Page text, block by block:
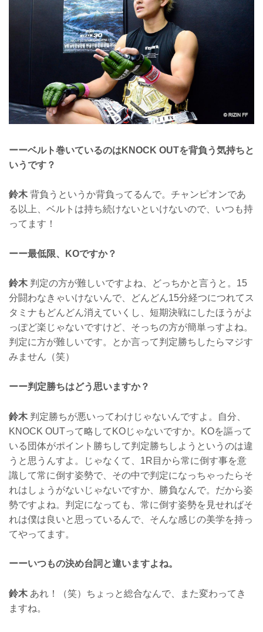
ーーベルト巻いているのはKNOCK OUTを背負う気持ちと
いうです？
鈴木 背負うというか背負ってるんで。チャンピオンであ
る以上、ベルトは持ち続けないといけないので、いつも持
ってます！
ーー最低限、KOですか？
鈴木 判定の方が難しいですよね、どっちかと言うと。15
分闘わなきゃいけないんで、どんどん15分経つにつれてス
タミナもどんどん消えていくし、短期決戦にしたほうがよ
っぽど楽じゃないですけど、そっちの方が簡単っすよね。
判定に方が難しいです。とか言って判定勝ちしたらマジす
みません（笑）
ーー判定勝ちはどう思いますか？
鈴木 判定勝ちが悪いってわけじゃないんですよ。自分、
KNOCK OUTって略してKOじゃないですか。KOを謳って
いる団体がポイント勝ちして判定勝ちしようというのは違
うと思うんすよ。じゃなくて、1R目から常に倒す事を意
識して常に倒す姿勢で、その中で判定になっちゃったらそ
れはしょうがないじゃないですか、勝負なんで。だから姿
勢ですよね。判定になっても、常に倒す姿勢を見せればそ
れは僕は良いと思っているんで、そんな感じの美学を持っ
てやってます。
ーーいつもの決め台詞と違いますよね。
鈴木 あれ！（笑）ちょっと総合なんで、また変わってき
ますね。